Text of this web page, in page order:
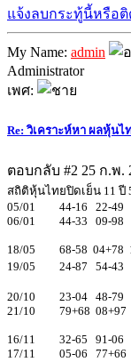
แจ้งลบกระทู้นี้หรือ
My Name: admin
Administrator
เพศ:
Re: วิเคราะห์หา ผลหุ้นไ
ตอบกลับ #2 25 ก.พ.
สถิติหุ้นไทยปิดเย็น 11 ปี
05/01 44-16 22-49
06/01 44-33 09-98
18/05 68-58 04+78
19/05 24-87 54-43
20/10 23-04 48-79
21/10 79+68 08+97
16/11 32-65 91-06
17/11 05-06 77+66